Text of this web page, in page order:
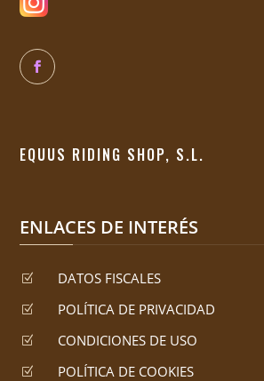
EQUUS RIDING SHOP, S.L.
ENLACES DE INTERÉS
Z DATOS FISCALES
Z POLÍTICA DE PRIVACIDAD
Z CONDICIONES DE USO
Z POLÍTICA DE COOKIES